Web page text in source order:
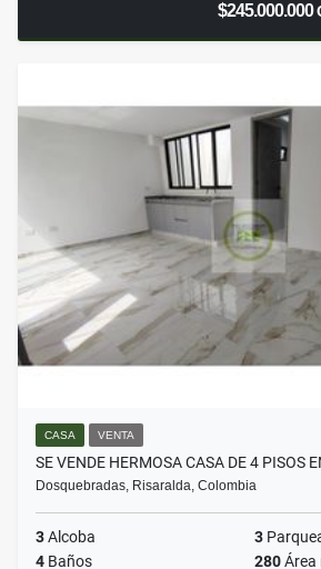
$245.000.000
CASA VENTA
SE VENDE HERMOSA CASA DE 4 PISOS
Dosquebradas, Risaralda, Colombia
3Alcoba 3
4 Baños 280Área